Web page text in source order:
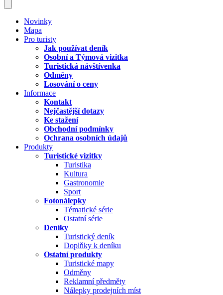
Novinky
Mapa
Pro turisty
Jak používat deník
Osobní a Týmová vizitka
Turistická návštívenka
Odměny
Losování o ceny
Informace
Kontakt
Nejčastější dotazy
Ke stažení
Obchodní podmínky
Ochrana osobních údajů
Produkty
Turistické vizitky
Turistika
Kultura
Gastronomie
Sport
Fotonálepky
Tématické série
Ostatní série
Deníky
Turistický deník
Doplňky k deníku
Ostatní produkty
Turistické mapy
Odměny
Reklamní předměty
Nálepky prodejních míst